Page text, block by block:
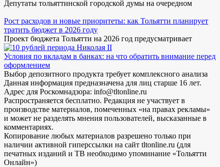
Депутаты тольяттинской городской думы на очередном
Рост расходов и новые приоритеты: как Тольятти планирует
тратить бюджет в 2026 году
Проект бюджета Тольятти на 2026 год предусматривает
Условия по вкладам в банках: на что обратить внимание перед
оформлением
Выбор депозитного продукта требует комплексного анализа
Данная информация предназначена для лиц старше 16 лет.
Адрес для Роскомнадзора: info@tltonline.ru
Распространяется бесплатно. Редакция не участвует в
производстве материалов, помеченных «на правах рекламы»
и может не разделять мнения пользователей, высказанные в
комментариях.
Копирование любых материалов разрешено только при
наличии активной гиперссылки на сайт tltonline.ru (для
печатных изданий и ТВ необходимо упоминание «Тольятти
Онлайн»)